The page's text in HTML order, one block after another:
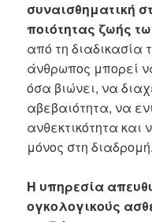
συναισθηματική
ποιότητας ζωής
από τη διαδικασία
άνθρωπος μπορεί
όσα βιώνει, να
αβεβαιότητα, να
ανθεκτικότητα και
μόνος στη διαδρομή.
Η υπηρεσία
ογκολογικούς